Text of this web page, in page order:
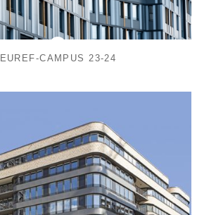
EUREF-CAMPUS 23-24